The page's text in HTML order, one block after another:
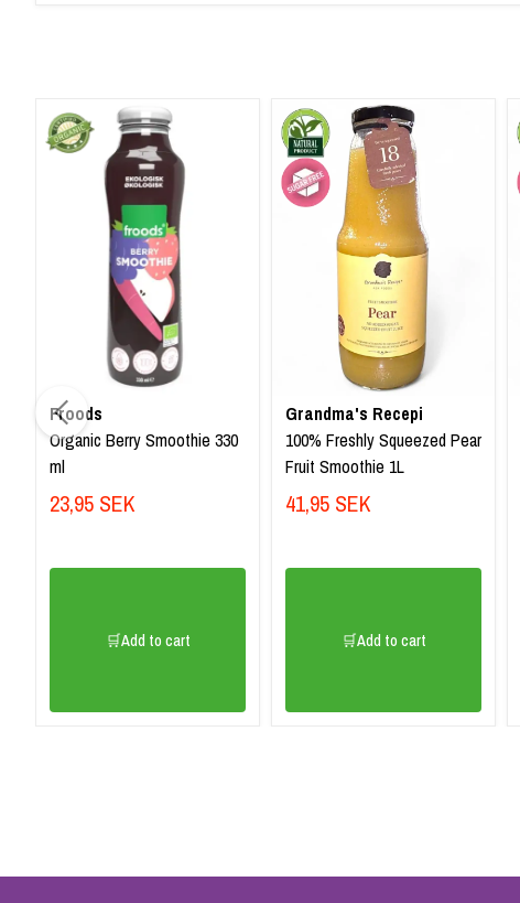
Froods
Organic Berry Smoothie 330
ml
23,95 SEK
🛒Add to cart
Grandma's Recepi
100% Freshly Squeezed Pear
Fruit Smoothie 1L
41,95 SEK
🛒Add to cart